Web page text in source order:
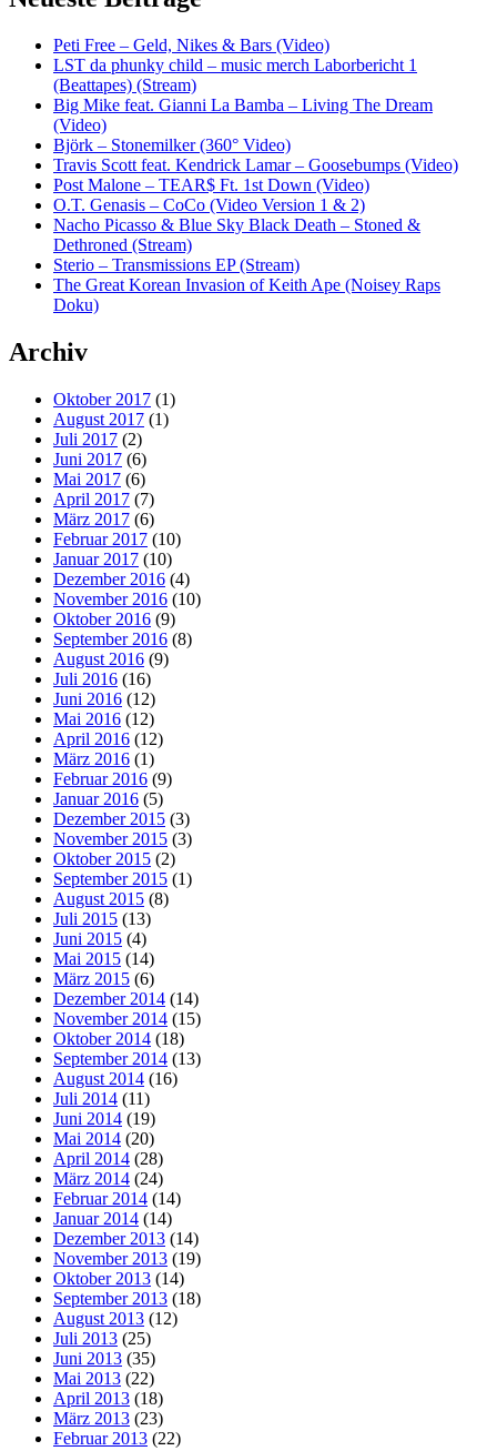
Peti Free – Geld, Nikes & Bars (Video)
LST da phunky child – music merch Laborbericht 1
(Beattapes) (Stream)
Big Mike feat. Gianni La Bamba – Living The Dream
(Video)
Björk – Stonemilker (360° Video)
Travis Scott feat. Kendrick Lamar – Goosebumps (Video)
Post Malone – TEAR$ Ft. 1st Down (Video)
O.T. Genasis – CoCo (Video Version 1 & 2)
Nacho Picasso & Blue Sky Black Death – Stoned &
Dethroned (Stream)
Sterio – Transmissions EP (Stream)
The Great Korean Invasion of Keith Ape (Noisey Raps
Doku)
Archiv
Oktober 2017 (1)
August 2017 (1)
Juli 2017 (2)
Juni 2017 (6)
Mai 2017 (6)
April 2017 (7)
März 2017 (6)
Februar 2017 (10)
Januar 2017 (10)
Dezember 2016 (4)
November 2016 (10)
Oktober 2016 (9)
September 2016 (8)
August 2016 (9)
Juli 2016 (16)
Juni 2016 (12)
Mai 2016 (12)
April 2016 (12)
März 2016 (1)
Februar 2016 (9)
Januar 2016 (5)
Dezember 2015 (3)
November 2015 (3)
Oktober 2015 (2)
September 2015 (1)
August 2015 (8)
Juli 2015 (13)
Juni 2015 (4)
Mai 2015 (14)
März 2015 (6)
Dezember 2014 (14)
November 2014 (15)
Oktober 2014 (18)
September 2014 (13)
August 2014 (16)
Juli 2014 (11)
Juni 2014 (19)
Mai 2014 (20)
April 2014 (28)
März 2014 (24)
Februar 2014 (14)
Januar 2014 (14)
Dezember 2013 (14)
November 2013 (19)
Oktober 2013 (14)
September 2013 (18)
August 2013 (12)
Juli 2013 (25)
Juni 2013 (35)
Mai 2013 (22)
April 2013 (18)
März 2013 (23)
Februar 2013 (22)